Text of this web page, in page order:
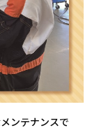
ンテナンスで